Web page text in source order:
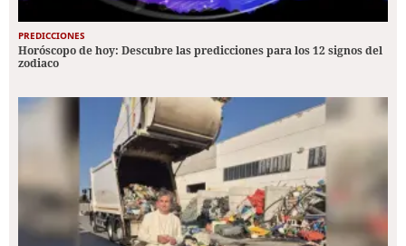
PREDICCIONES
Horóscopo de hoy: Descubre las predicciones para los 12 signos del
zodiaco